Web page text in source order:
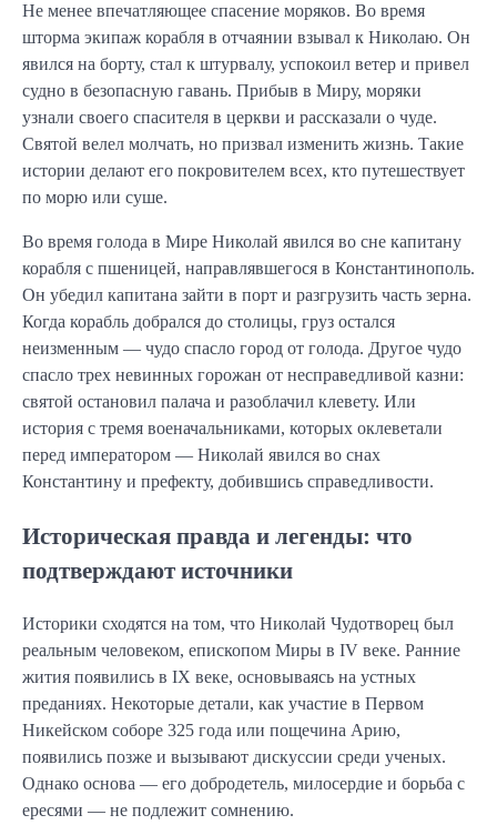
Не менее впечатляющее спасение моряков. Во время
шторма экипаж корабля в отчаянии взывал к Николаю. Он
явился на борту, стал к штурвалу, успокоил ветер и привел
судно в безопасную гавань. Прибыв в Миру, моряки
узнали своего спасителя в церкви и рассказали о чуде.
Святой велел молчать, но призвал изменить жизнь. Такие
истории делают его покровителем всех, кто путешествует
по морю или суше.
Во время голода в Мире Николай явился во сне капитану
корабля с пшеницей, направлявшегося в Константинополь.
Он убедил капитана зайти в порт и разгрузить часть зерна.
Когда корабль добрался до столицы, груз остался
неизменным — чудо спасло город от голода. Другое чудо
спасло трех невинных горожан от несправедливой казни:
святой остановил палача и разоблачил клевету. Или
история с тремя военачальниками, которых оклеветали
перед императором — Николай явился во снах
Константину и префекту, добившись справедливости.
Историческая правда и легенды: что
подтверждают источники
Историки сходятся на том, что Николай Чудотворец был
реальным человеком, епископом Миры в IV веке. Ранние
жития появились в IX веке, основываясь на устных
преданиях. Некоторые детали, как участие в Первом
Никейском соборе 325 года или пощечина Арию,
появились позже и вызывают дискуссии среди ученых.
Однако основа — его добродетель, милосердие и борьба с
ересями — не подлежит сомнению.